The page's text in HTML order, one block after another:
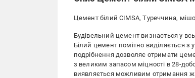
Цемент білий CIMSA, Туреччина,
Будівельний цемент визнається у
Білий цемент помітно виділяється з
подрібнення дозволяє отримати
з великим запасом міцності в 28-
виявляється можливим отримання